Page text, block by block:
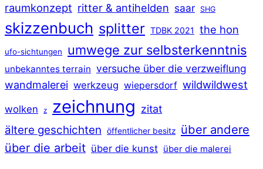
raumkonzept ritter & antihelden saar SHG
skizzenbuch splitter TDBK 2021 the hon
ufo-sichtungen umwege zur selbsterkenntnis
unbekanntes terrain versuche über die verzweiflung
wandmalerei werkzeug wiepersdorf wildwildwest
wolken z zeichnung zitat
ältere geschichten öffentlicher besitz über andere
über die arbeit über die kunst über die malerei